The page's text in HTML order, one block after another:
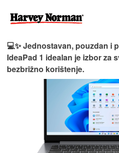
💻✨ Jednostavan, pouzdan i
IdeaPad 1 idealan je izbor za
bezbrižno korištenje.